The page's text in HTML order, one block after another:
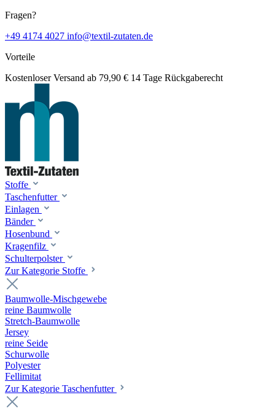
Fragen?
+49 4174 4027 info@textil-zutaten.de
Vorteile
Kostenloser Versand ab 79,90 € 14 Tage Rückgaberecht
Stoffe
Taschenfutter
Einlagen
Bänder
Hosenbund
Kragenfilz
Schulterpolster
Zur Kategorie Stoffe
Baumwolle-Mischgewebe
reine Baumwolle
Stretch-Baumwolle
Jersey
reine Seide
Schurwolle
Polyester
Fellimitat
Zur Kategorie Taschenfutter